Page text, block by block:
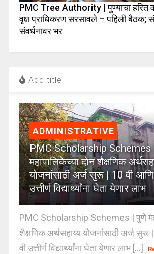
PMC Tree Authority | पुण्याचा हरित
वृक्ष प्राधिकरण सरसावले – पहिली बैठक;
संवर्धनावर भर
Add title
ADMINISTRATIVE
PMC Scholarship Schemes
महापालिकेच्या दोन शैक्षणिक
योजनांसाठी अर्ज सुरू | 10 वी
उत्तीर्ण विद्यार्थ्यांना घेता येणार लाभ
PMC Scholarship Schemes | पुणे
शैक्षणिक अर्थसहाय्य योजनांसाठी अर्ज
वी उत्तीर्ण विद्यार्थ्यांना घेता येणार लाभ [...]